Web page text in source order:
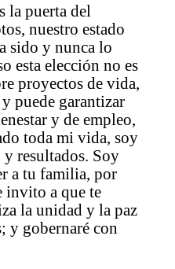
la puerta del
nuestro estado
sido y nunca lo
esta elección no es
proyectos de vida,
puede garantizar
y de empleo,
toda mi vida, soy
resultados. Soy
a tu familia, por
invito a que te
la unidad y la paz
y gobernaré con